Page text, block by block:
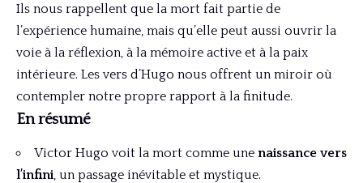
Ils nous rappellent que la mort fait partie de
l’expérience humaine, mais qu’elle peut aussi ouvrir la
voie à la réflexion, à la mémoire active et à la paix
intérieure. Les vers d’Hugo nous offrent un miroir où
contempler notre propre rapport à la finitude.
En résumé
Victor Hugo voit la mort comme une naissance vers
l’infini, un passage inévitable et mystique.